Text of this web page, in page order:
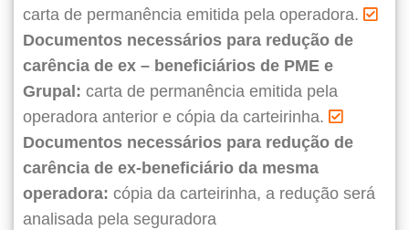
carta de permanência emitida pela operadora.
Documentos necessários para redução de
carência de ex – beneficiários de PME e
Grupal: carta de permanência emitida pela
operadora anterior e cópia da carteirinha.
Documentos necessários para redução de
carência de ex-beneficiário da mesma
operadora: cópia da carteirinha, a redução será
analisada pela seguradora